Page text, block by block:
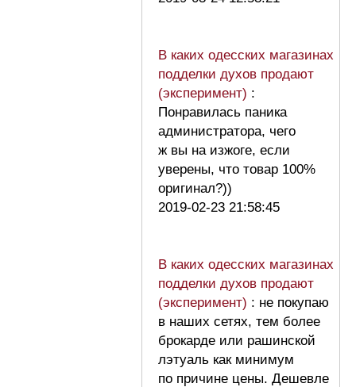
В каких одесских магазинах
подделки духов продают
(эксперимент) :
Понравилась паника
администратора, чего
ж вы на изжоге, если
уверены, что товар 100%
оригинал?))
2019-02-23 21:58:45
В каких одесских магазинах
подделки духов продают
(эксперимент) : не покупаю
в наших сетях, тем более
брокарде или рашинской
лэтуаль как минимум
по причине цены. Дешевле